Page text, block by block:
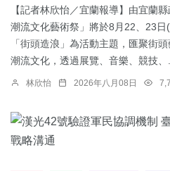
【記者林欣怡／宜蘭報導】由宜蘭
潮流文化藝術祭」將於8月22、23
「街頭造浪」為活動主題，匯聚街
潮流文化，透過展覽、音樂、競技、...
林欣怡 2026年八月08日